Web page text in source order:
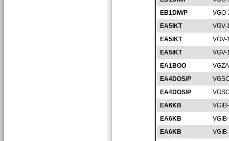
EB1DM/P
EA5IKT
VGV-
EA5IKT
VGV-
EA5IKT
VGV-
EA1BOO
EA4DOS/P
EA4DOS/P
EA6KB
EA6KB
EA6KB